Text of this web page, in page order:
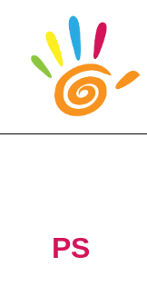
contenu
PS